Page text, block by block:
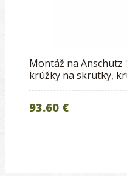
Montáž na Anschutz
krúžky na skrutky,
93.60 €